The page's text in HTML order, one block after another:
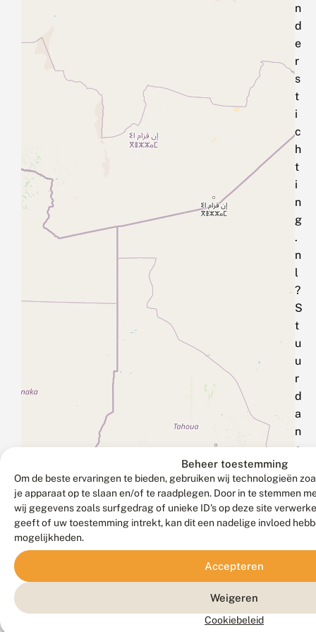
Beheer toestemming
Om de beste ervaringen te bieden, gebruiken wij technologieën
je apparaat op te slaan en/of te raadplegen. Door in te stemmen
wij gegevens zoals surfgedrag of unieke ID's op deze site
geeft of uw toestemming intrekt, kan dit een nadelige invloed
mogelijkheden.
Accepteren
Weigeren
Cookiebeleid
n
d
e
r
s
t
i
c
h
t
i
n
g
.
n
l
?
S
t
u
u
r
d
a
n
e
n
‑